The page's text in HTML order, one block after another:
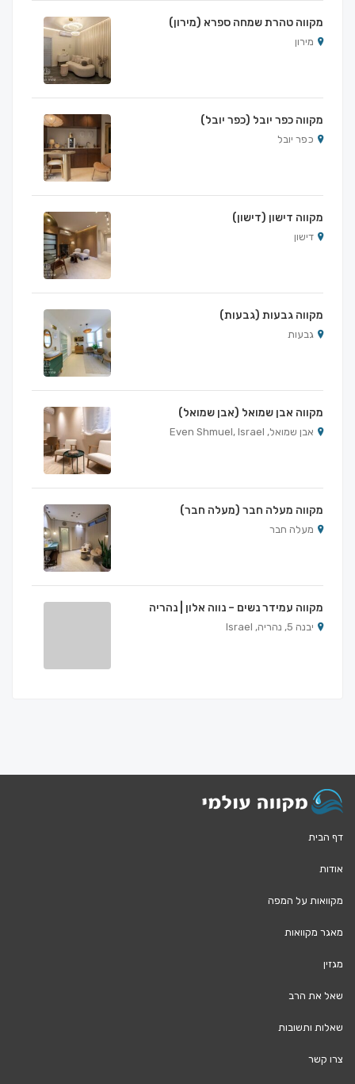
מקווה טהרת שמחה ספרא (מירון)
מירון
מקווה כפר יובל (כפר יובל)
כפר יובל
מקווה דישון (דישון)
דישון
מקווה גבעות (גבעות)
גבעות
מקווה אבן שמואל (אבן שמואל)
אבן שמואל, Even Shmuel, Israel
מקווה מעלה חבר (מעלה חבר)
מעלה חבר
מקווה עמידר נשים – נווה אלון | נהריה
יבנה 5, נהריה, Israel
דף הבית
אודות
מקוואות על המפה
מאגר מקוואות
מגזין
שאל את הרב
שאלות ותשובות
צרו קשר